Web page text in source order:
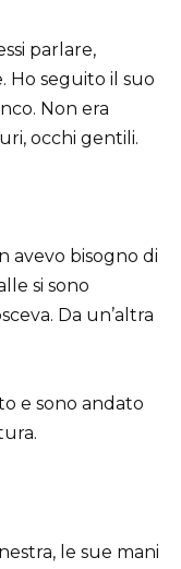
parlare,
Ho seguito il suo
Non era
occhi gentili.
avevo bisogno di
si sono
Da un’altra
e sono andato
le sue mani